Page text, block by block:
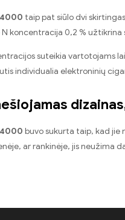
taip pat siūlo dvi
koncentracija 0,2 %
suteikia vartotojams
individualia elektroninių
buvo sukurta taip, kad jie
ar rankinėje, jis neužima